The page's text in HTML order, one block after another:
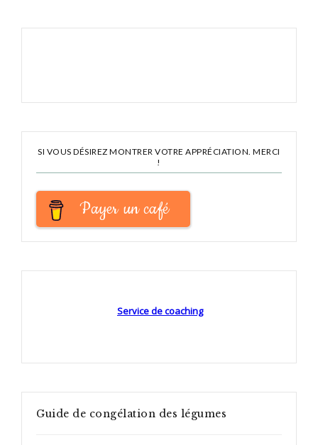
SI VOUS DÉSIREZ MONTRER VOTRE APPRÉCIATION. MERCI
!
Payer un café
Service de coaching
Guide de congélation des légumes